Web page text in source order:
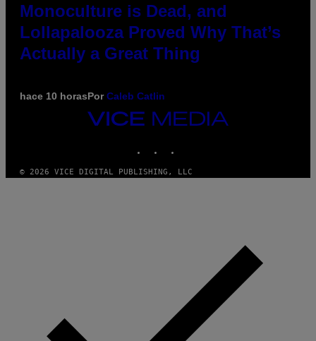
Monoculture is Dead, and
Lollapalooza Proved Why That’s
Actually a Great Thing
hace 10 horasPorCaleb Catlin
VICE
MEDIA
© 2026 VICE DIGITAL PUBLISHING, LLC